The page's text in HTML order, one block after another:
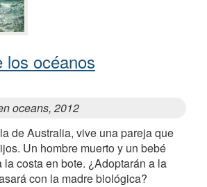
los océanos
oceans, 2012
de Australia, vive una pareja que
Un hombre muerto y un bebé
costa en bote. ¿Adoptarán a la
con la madre biológica?